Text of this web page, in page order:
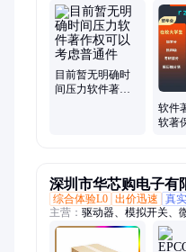
目前暂无明确时
间压力软件著作
软件
软著
深圳市华芯购电子有
综合体验L0 出价迅速 真
主营： 驱动器、模拟开关、
频开关ic、仪表放大器、音
器、精密放大器、运算放大